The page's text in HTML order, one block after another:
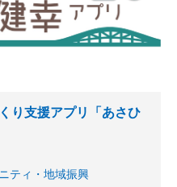
り支援アプリ「あさひ
ティ・地域振興